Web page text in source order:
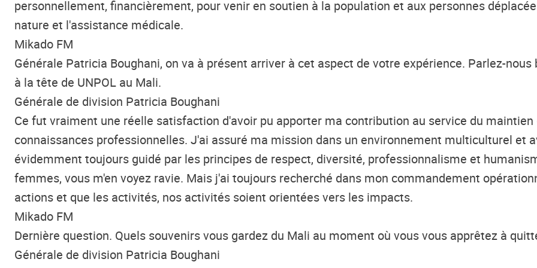
personnellement, financièrement, pour venir en soutien à la population et aux personnes
nature et l'assistance médicale.
Mikado FM
Générale Patricia Boughani, on va à présent arriver à cet aspect de votre expérience. Parlez-
à la tête de UNPOL au Mali.
Générale de division Patricia Boughani
Ce fut vraiment une réelle satisfaction d'avoir pu apporter ma contribution au service du
connaissances professionnelles. J'ai assuré ma mission dans un environnement multiculturel et
évidemment toujours guidé par les principes de respect, diversité, professionnalisme et
femmes, vous m'en voyez ravie. Mais j'ai toujours recherché dans mon commandement
actions et que les activités, nos activités soient orientées vers les impacts.
Mikado FM
Dernière question. Quels souvenirs vous gardez du Mali au moment où vous vous apprêtez à
Générale de division Patricia Boughani